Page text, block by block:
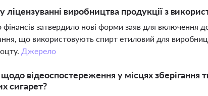
ліцензуванні виробництва продукції з
фінансів затвердило нові форми заяв для включення
що використовують спирт етиловий для
Джерело
відеоспостереження у місцях зберігання
сигарет?